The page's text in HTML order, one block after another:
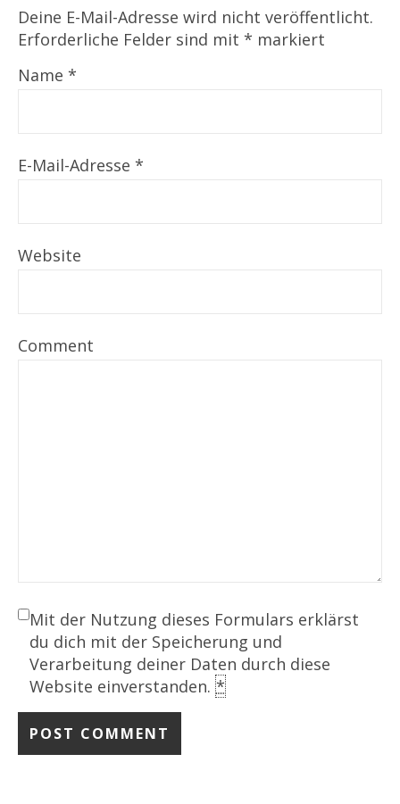
Deine E-Mail-Adresse wird nicht veröffentlicht.
Erforderliche Felder sind mit * markiert
Name *
E-Mail-Adresse *
Website
Comment
Mit der Nutzung dieses Formulars erklärst
du dich mit der Speicherung und
Verarbeitung deiner Daten durch diese
Website einverstanden. *